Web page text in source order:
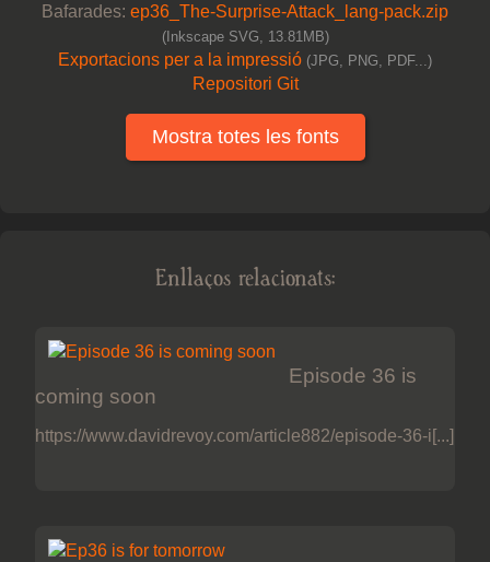
Bafarades: ep36_The-Surprise-Attack_lang-pack.zip
(Inkscape SVG, 13.81MB)
Exportacions per a la impressió (JPG, PNG, PDF...)
Repositori Git
Mostra totes les fonts
Enllaços relacionats:
Episode 36 is
coming soon
https://www.davidrevoy.com/article882/episode-36-i[...]